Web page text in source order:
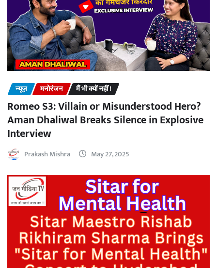
न्यूज़ मनोरंजन मैं भी क्यों नहीं !
Romeo S3: Villain or Misunderstood Hero?
Aman Dhaliwal Breaks Silence in Explosive
Interview
Prakash Mishra May 27, 2025